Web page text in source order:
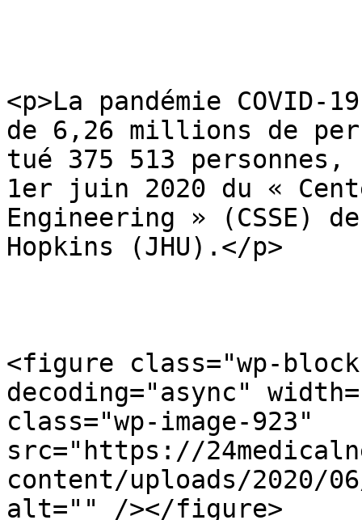
<p>La pandémie
de 6,26 millions de
tué 375 513
1er juin 2020 du «
Engineering » (CSSE)
Hopkins (JHU).</p>
<figure class="wp-
decoding="async"
class="wp-image-923"
src="https://
content/uploads/2020/
alt="" /></figure>